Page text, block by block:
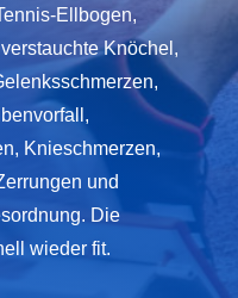
Ellbogen,
Knöchel,
Knieschmerzen,
und
Die
wieder fit.